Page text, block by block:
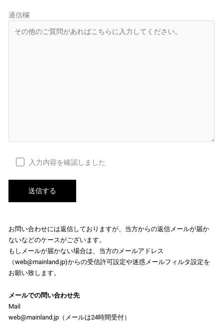
通信欄
入力内容を確認しました
お問い合わせには返信しておりますが、当方からの返信メールが届か
ないなどのケースがございます。
もしメールが届かない場合は、当方のメールアドレス
（web@mainland.jp)からの受信許可設定や迷惑メールフィルタ設定を
お願い致します。
メールでの問い合わせ先
Mail
web@mainland.jp（メールは24時間受付）